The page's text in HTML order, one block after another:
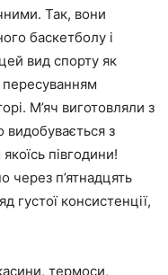
Так, вони
баскетболу і
вид спорту як
пересуванням
М’яч виготовляли з
видобувається з
півгодини!
через п’ятнадцять
густої консистенції,
термоси,